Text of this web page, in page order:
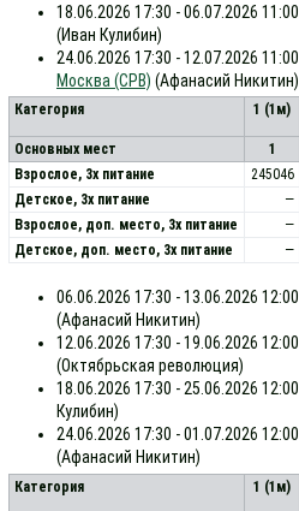
18.06.2026 17:30 - 06.07.2026 11:00
(Иван Кулибин)
24.06.2026 17:30 - 12.07.2026 11:00
Москва (СРВ) (Афанасий Никитин)
Категория 1 (1м)
Основных мест 1
Взрослое, 3х питание
245046
Детское, 3х питание
—
Взрослое, доп. место, 3x питание
—
Детское, доп. место, 3x питание
—
06.06.2026 17:30 - 13.06.2026 12:00
(Афанасий Никитин)
12.06.2026 17:30 - 19.06.2026 12:00
(Октябрьская революция)
18.06.2026 17:30 - 25.06.2026 12:00
Кулибин)
24.06.2026 17:30 - 01.07.2026 12:00
(Афанасий Никитин)
Категория 1 (1м)